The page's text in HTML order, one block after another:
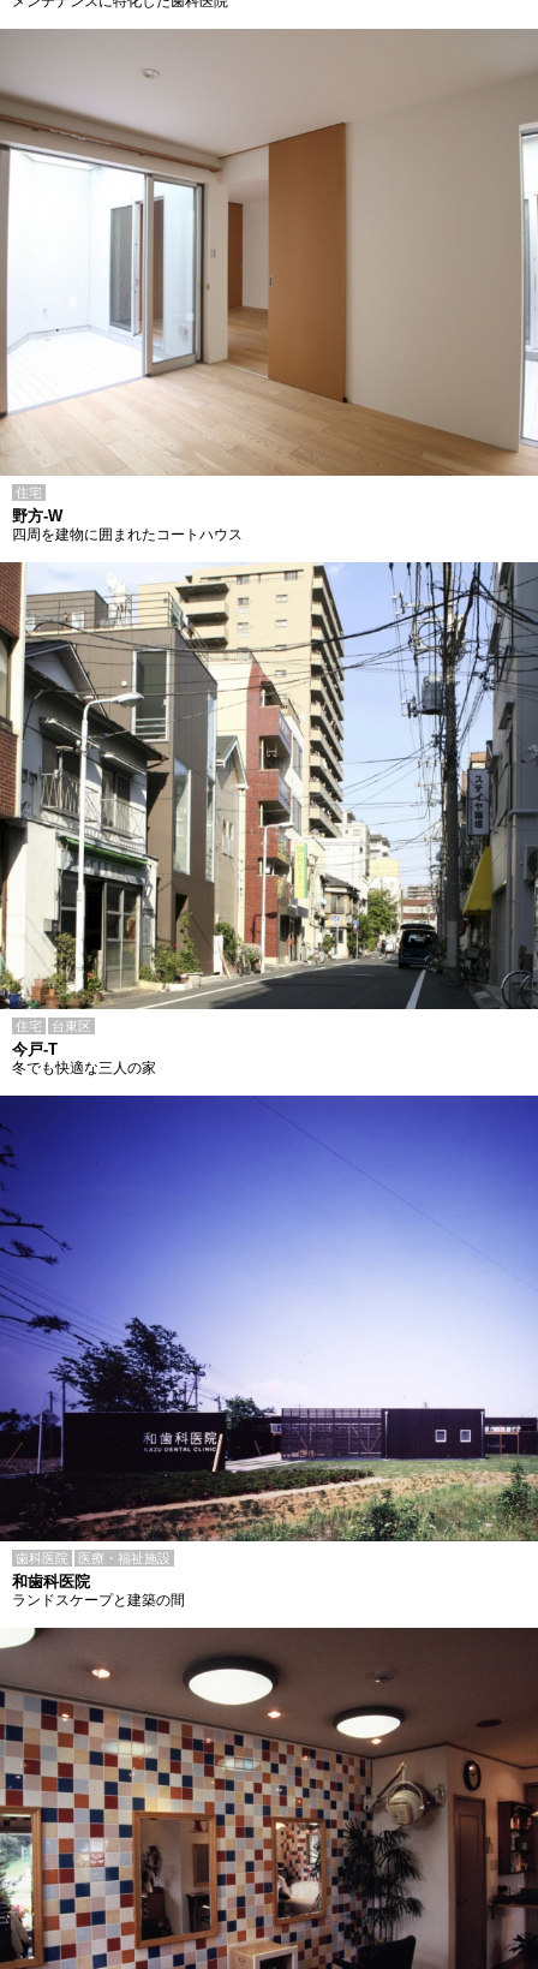
住宅
野方-W
四周を建物に囲まれたコートハウス
住宅 台東区
今戸-T
冬でも快適な三人の家
歯科医院 医療・福祉施設
和歯科医院
ランドスケープと建築の間